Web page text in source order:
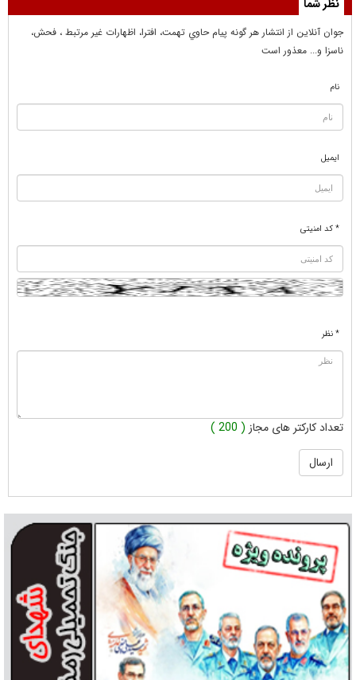
نظر شما
جوان آنلاين از انتشار هر گونه پيام حاوي تهمت، افترا، اظهارات غير مرتبط ، فحش،
ناسزا و... معذور است
نام
ایمیل
* کد امنیتی
* نظر
تعداد کارکتر های مجاز ( 200 )